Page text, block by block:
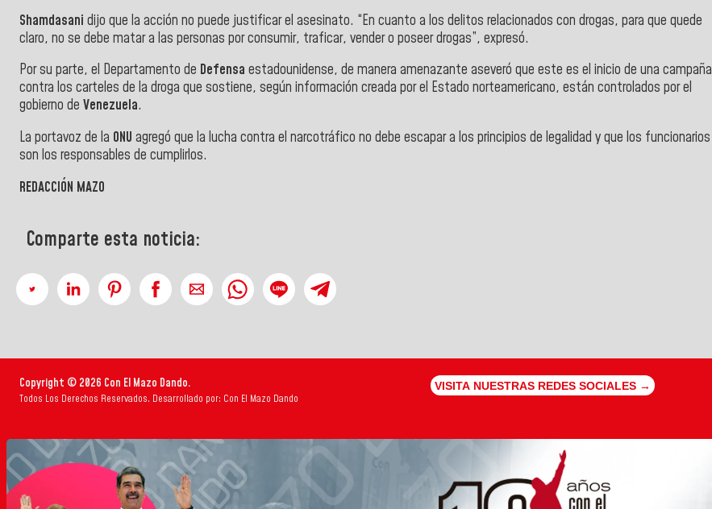
Shamdasani dijo que la acción no puede justificar el asesinato. “En cuanto a los delitos relacionados con drogas, para que quede
claro, no se debe matar a las personas por consumir, traficar, vender o poseer drogas”, expresó.
Por su parte, el Departamento de Defensa estadounidense, de manera amenazante aseveró que este es el inicio de una campaña
contra los carteles de la droga que sostiene, según información creada por el Estado norteamericano, están controlados por el
gobierno de Venezuela.
La portavoz de la ONU agregó que la lucha contra el narcotráfico no debe escapar a los principios de legalidad y que los funcionarios
son los responsables de cumplirlos.
REDACCIÓN MAZO
Comparte esta noticia:
Copyright © 2026 Con El Mazo Dando.
Todos Los Derechos Reservados. Desarrollado por: Con El Mazo Dando
VISITA NUESTRAS REDES SOCIALES →